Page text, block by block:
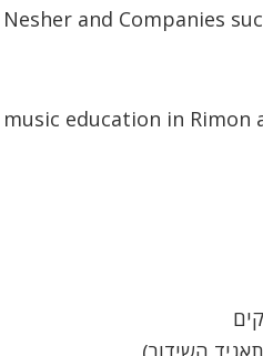
and Companies
education in Rimon